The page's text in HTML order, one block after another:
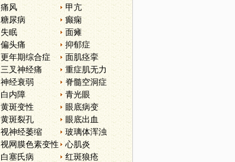
痛风
甲亢
糖尿病
癫痫
失眠
面瘫
偏头痛
抑郁症
更年期综合症
面肌痉挛
三叉神经痛
重症肌无力
神经衰弱
脊髓空洞症
白内障
青光眼
黄斑变性
眼底病变
黄斑裂孔
眼底出血
视神经萎缩
玻璃体浑浊
视网膜色素变性
心肌炎
白塞氏病
红斑狼疮